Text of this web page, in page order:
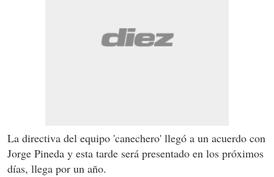
La directiva del equipo 'canechero' llegó a un acuerdo con
Jorge Pineda y esta tarde será presentado en los próximos
días, llega por un año.